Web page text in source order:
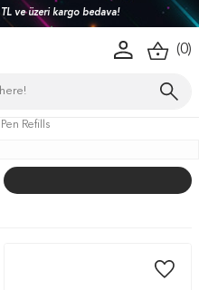
ve üzeri kargo bedava!
(0)
Pen Refills